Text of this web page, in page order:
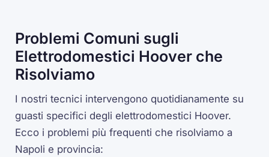
Problemi Comuni sugli
Elettrodomestici Hoover che
Risolviamo
I nostri tecnici intervengono quotidianamente su
guasti specifici degli elettrodomestici Hoover.
Ecco i problemi più frequenti che risolviamo a
Napoli e provincia: